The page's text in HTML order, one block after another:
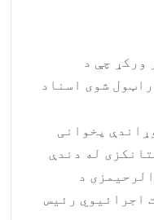
ورکړ چې د
شوی اسناد
پخوانی
له دندې
د
اجرائیوي رئیس